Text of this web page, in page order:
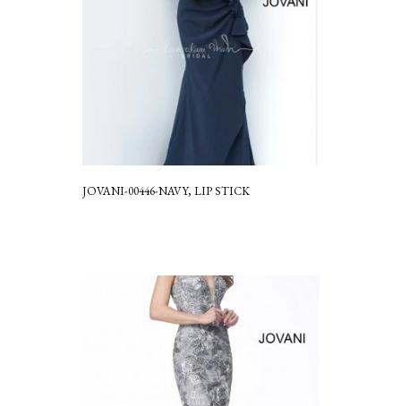
JOVANI-00446-NAVY, LIP STICK